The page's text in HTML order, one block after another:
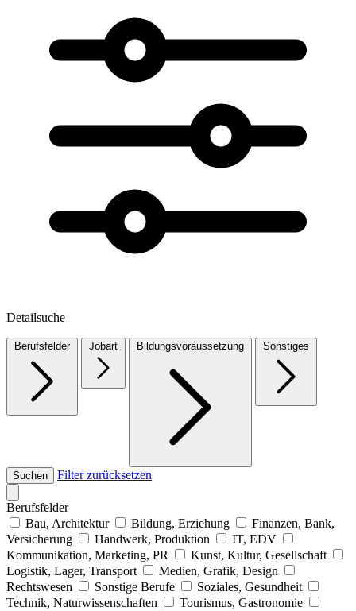
Detailsuche
Berufsfelder Jobart Bildungsvoraussetzung Sonstiges
Suchen Filter zurücksetzen
Berufsfelder
Bau, Architektur
Bildung, Erziehung
Finanzen, Bank,
Versicherung
Handwerk, Produktion
IT, EDV
Kommunikation, Marketing, PR
Kunst, Kultur, Gesellschaft
Logistik, Lager, Transport
Medien, Grafik, Design
Rechtswesen
Sonstige Berufe
Soziales, Gesundheit
Technik, Naturwissenschaften
Tourismus, Gastronomie